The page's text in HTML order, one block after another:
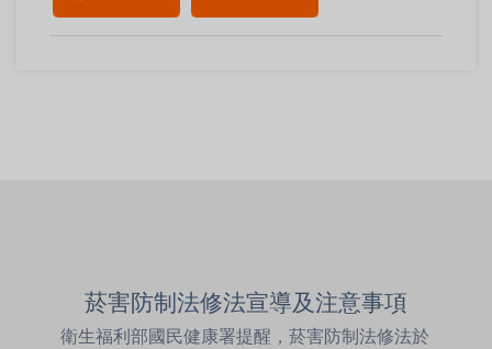
菸害防制法修法宣導及注意事項
衛生福利部國民健康署提醒，菸害防制法修法於